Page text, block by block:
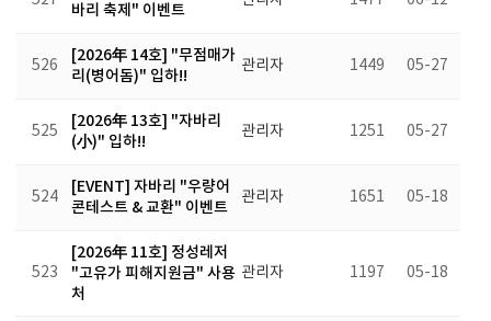
바리 축제" 이벤트
526
[2026年 14호] "무점매가
리(병어돔)" 입하!!
관리자 1449 05-27
525
[2026年 13호] "자바리
(小)" 입하!!
관리자 1251 05-27
524
[EVENT] 자바리 "우량어
콘테스트 & 교환" 이벤트
관리자 1651 05-18
523
[2026年 11호] 정성레저
"고유가 피해지원금" 사용
처
관리자 1197 05-18